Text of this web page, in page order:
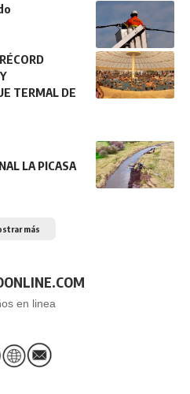
TERMAL DE
LA PICASA
más
en linea